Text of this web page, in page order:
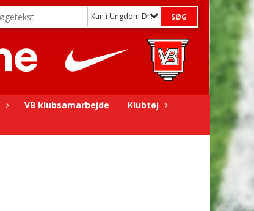
Kun i Ungdom Drenge
VB klubsamarbejde
Klubtøj